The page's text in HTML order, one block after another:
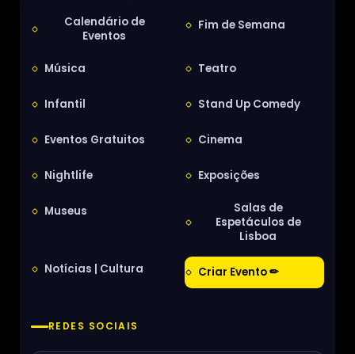
Calendário de
Eventos
Fim de Semana
Música Teatro
Infantil Stand Up Comedy
Eventos Gratuitos Cinema
Nightlife Exposições
Museus
Salas de
Espetáculos de
Lisboa
Notícias | Cultura Criar Evento ✏
REDES SOCIAIS